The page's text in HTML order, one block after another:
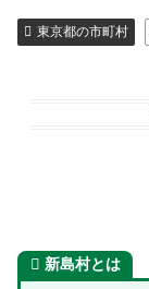
東京都の市町村
新島村とは